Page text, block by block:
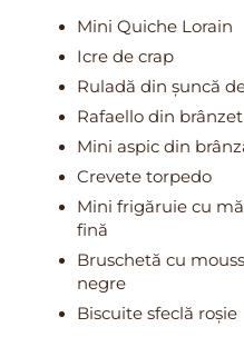
Mini Quiche Lorain
Icre de crap
Ruladă din șuncă
Rafaello din
Mini aspic din
Crevete torpedo
Mini frigăruie cu
fină
Bruschetă cu
negre
Biscuite sfeclă roșie